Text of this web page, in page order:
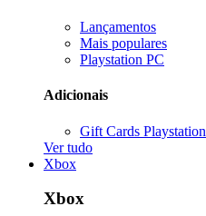
Lançamentos
Mais populares
Playstation PC
Adicionais
Gift Cards Playstation
Ver tudo
Xbox
Xbox